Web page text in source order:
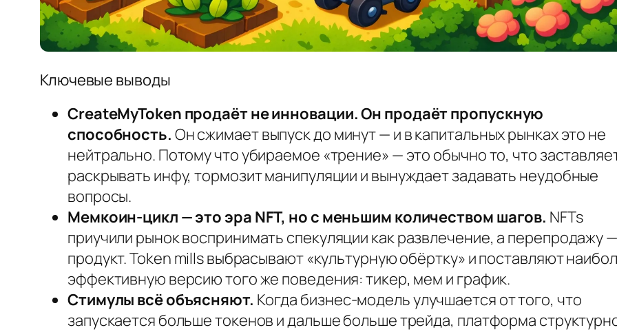
Ключевые выводы
CreateMyToken продаёт не инновации. Он продаёт пропускную
способность. Он сжимает выпуск до минут — и в капитальных рынках это не
нейтрально. Потому что убираемое «трение» — это обычно то, что
раскрывать инфу, тормозит манипуляции и вынуждает задавать неудобные
вопросы.
Мемкоин-цикл — это эра NFT, но с меньшим количеством шагов. NFTs
приучили рынок воспринимать спекуляции как развлечение, а перепродажу
продукт. Token mills выбрасывают «культурную обёртку» и поставляют
эффективную версию того же поведения: тикер, мем и график.
Стимулы всё объясняют. Когда бизнес-модель улучшается от того, что
запускается больше токенов и дальше больше трейда, платформа